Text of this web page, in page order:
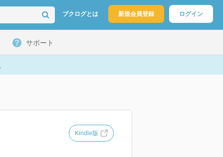
ブクログとは 新規会員登録 ログイン
サポート
Kindle版